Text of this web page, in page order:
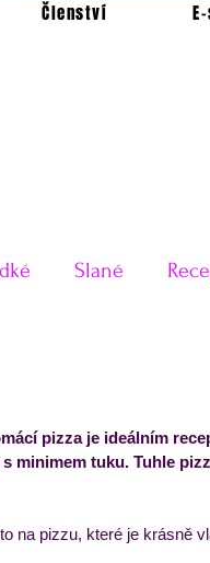
Členství
Slané
Příkladové
Zmrzliny a
pizza je ideálním
minimem tuku. Tuhle
na pizzu, které je krásně